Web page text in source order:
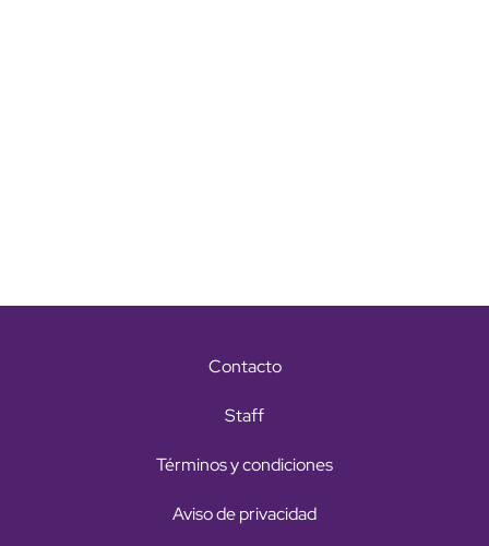
Contacto
Staff
Términos y condiciones
Aviso de privacidad